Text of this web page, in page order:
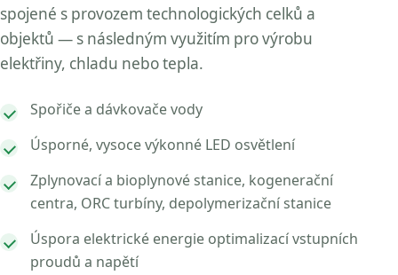
spojené s provozem technologických celků a
objektů — s následným využitím pro výrobu
elektřiny, chladu nebo tepla.
Spořiče a dávkovače vody
Úsporné, vysoce výkonné LED osvětlení
Zplynovací a bioplynové stanice, kogenerační
centra, ORC turbíny, depolymerizační stanice
Úspora elektrické energie optimalizací vstupních
proudů a napětí